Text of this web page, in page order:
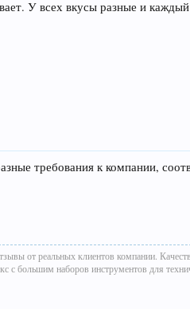
У всех вкусы разные и
требования к компании,
от реальных клиентов компании.
с большим наборов инструментов для